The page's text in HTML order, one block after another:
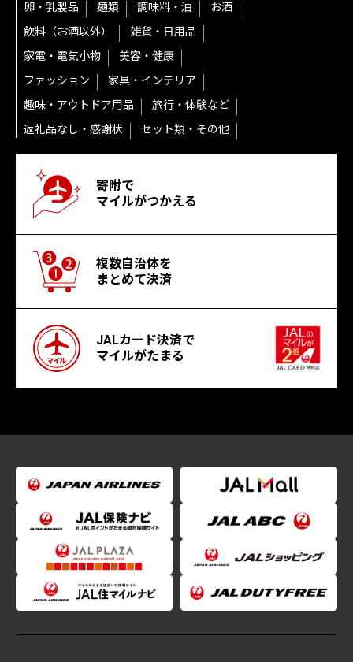
卵・乳製品
麺類 調味料・油
お酒
飲料（お酒以外）
雑貨・日用品
家電・電気小物
美容・健康
ファッション
家具・インテリア
趣味・アウトドア用品
旅行・体験など
返礼品なし・感謝状
セット類・その他
寄附で
マイルがつかえる
複数自治体を
まとめて決済
JALカード決済で
マイルがたまる